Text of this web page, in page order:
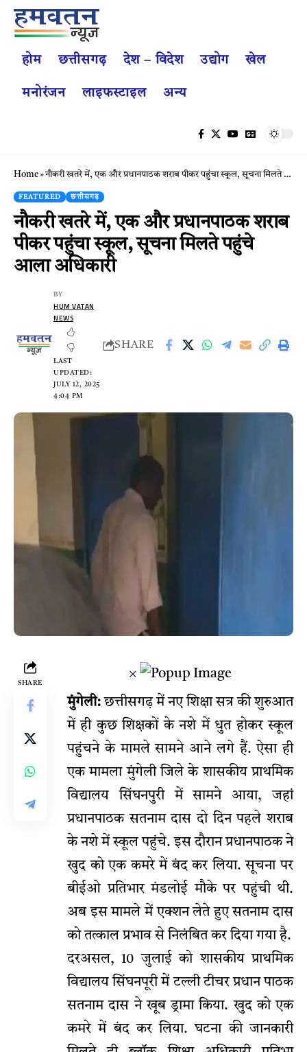
होम छत्तीसगढ़ देश – विदेश उद्योग खेल
मनोरंजन लाइफस्टाइल अन्य
Home»नौकरी खतरे में, एक और प्रधानपाठक शराब पीकर पहुंचा स्कूल, सूचना मिलते पहुंचे आला अधिकारी
FEATURED छत्तीसगढ़
नौकरी खतरे में, एक और प्रधानपाठक शराब
पीकर पहुंचा स्कूल, सूचना मिलते पहुंचे
आला अधिकारी
LAST
UPDATED:
JULY 12, 2025
4:04 PM
BY
HUM VATAN
NEWS
SHARE
SHARE
×
मुंगेली: छत्तीसगढ़ में नए शिक्षा सत्र की शुरुआत
में ही कुछ शिक्षकों के नशे में धुत होकर स्कूल
पहुंचने के मामले सामने आने लगे हैं. ऐसा ही
एक मामला मुंगेली जिले के शासकीय प्राथमिक
विद्यालय सिंघनपुरी में सामने आया, जहां
प्रधानपाठक सतनाम दास दो दिन पहले शराब
के नशे में स्कूल पहुंचे. इस दौरान प्रधानपाठक ने
खुद को एक कमरे में बंद कर लिया. सूचना पर
बीईओ प्रतिभार मंडलोई मौके पर पहुंची थी.
अब इस मामले में एक्शन लेते हुए सतनाम दास
को तत्काल प्रभाव से निलंबित कर दिया गया है.
दरअसल, 10 जुलाई को शासकीय प्राथमिक
विद्यालय सिंघनपूरी में टल्ली टीचर प्रधान पाठक
सतनाम दास ने खूब ड्रामा किया. खुद को एक
कमरे में बंद कर लिया. घटना की जानकारी